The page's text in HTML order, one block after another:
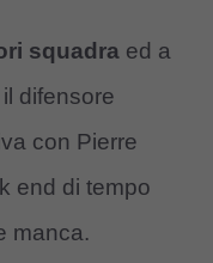
squadra ed a
difensore
con Pierre
end di tempo
manca.